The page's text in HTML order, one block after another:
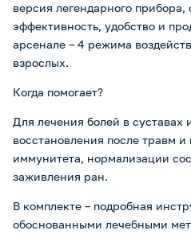
версия легендарного
эффективность, удобство и
арсенале – 4 режима
взрослых.
Когда помогает?
Для лечения болей в суставах
восстановления после травм
иммунитета, нормализации
заживления ран.
В комплекте – подробная
обоснованными лечебными